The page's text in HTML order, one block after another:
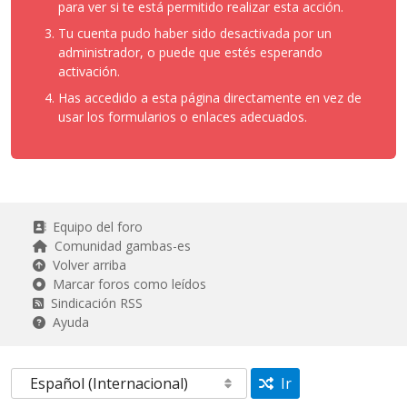
para ver si te está permitido realizar esta acción.
Tu cuenta pudo haber sido desactivada por un
administrador, o puede que estés esperando
activación.
Has accedido a esta página directamente en vez de
usar los formularios o enlaces adecuados.
Equipo del foro
Comunidad gambas-es
Volver arriba
Marcar foros como leídos
Sindicación RSS
Ayuda
Ir